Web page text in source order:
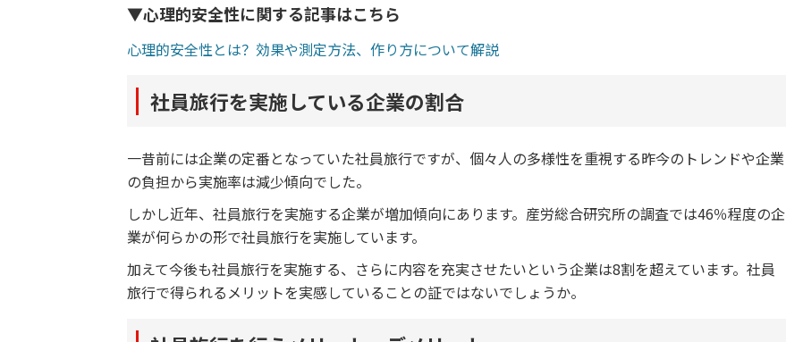
▼心理的安全性に関する記事はこちら
心理的安全性とは？効果や測定方法、作り方について解説
社員旅行を実施している企業の割合
一昔前には企業の定番となっていた社員旅行ですが、個々人の多様性を重視する昨今のトレンドや企業
の負担から実施率は減少傾向でした。
しかし近年、社員旅行を実施する企業が増加傾向にあります。産労総合研究所の調査では46％程度の企
業が何らかの形で社員旅行を実施しています。
加えて今後も社員旅行を実施する、さらに内容を充実させたいという企業は8割を超えています。社員
旅行で得られるメリットを実感していることの証ではないでしょうか。